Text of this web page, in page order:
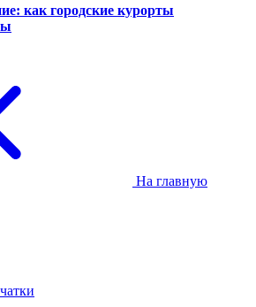
как городские курорты
На главную